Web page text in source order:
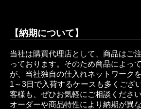
【納期について】
当社は購買代理店として、商品はご
っております。そのため商品によっ
が、当社独自の仕入れネットワーク
1～3日で入荷するケースも多くござ
客様も、ぜひお気軽にご相談くださ
オーダーや商品特性により納期が異